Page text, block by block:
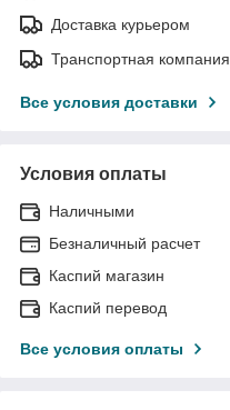
Доставка курьером
Транспортная компания
Все условия доставки
Условия оплаты
Наличными
Безналичный расчет
Каспий магазин
Каспий перевод
Все условия оплаты